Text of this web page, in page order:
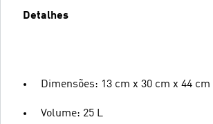
Detalhes
Dimensões: 13 cm x 30 cm x 44 cm
Volume: 25 L